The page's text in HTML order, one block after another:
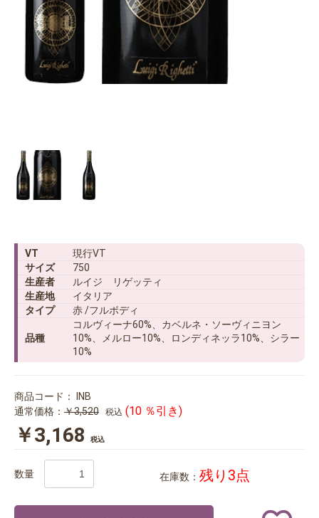
VT
現行VT
サイズ
750
生産者
ルイジ リゲッティ
生産地
イタリア
タイプ
赤 /フルボディ
品種
コルヴィーナ60%、カベルネ・ソーヴィニヨン
10%、メルロー10%、ロンディネッラ10%、シラー
10%
商品コード：
INB
通常価格： ￥3,520 税込 (10 ％引き)
￥3,168 税込
数量 在庫数： 残り3点